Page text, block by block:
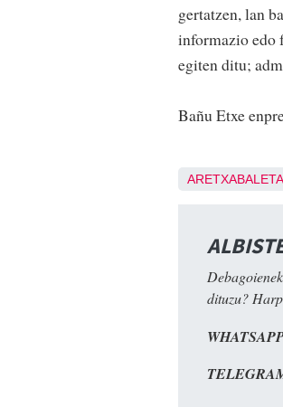
gertatzen, lan
informazio edo
egiten ditu;
Bañu Etxe
ARETXABALETA
dituzu?